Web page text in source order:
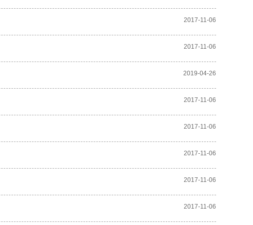
2017-11-06
2017-11-06
2019-04-26
2017-11-06
2017-11-06
2017-11-06
2017-11-06
2017-11-06